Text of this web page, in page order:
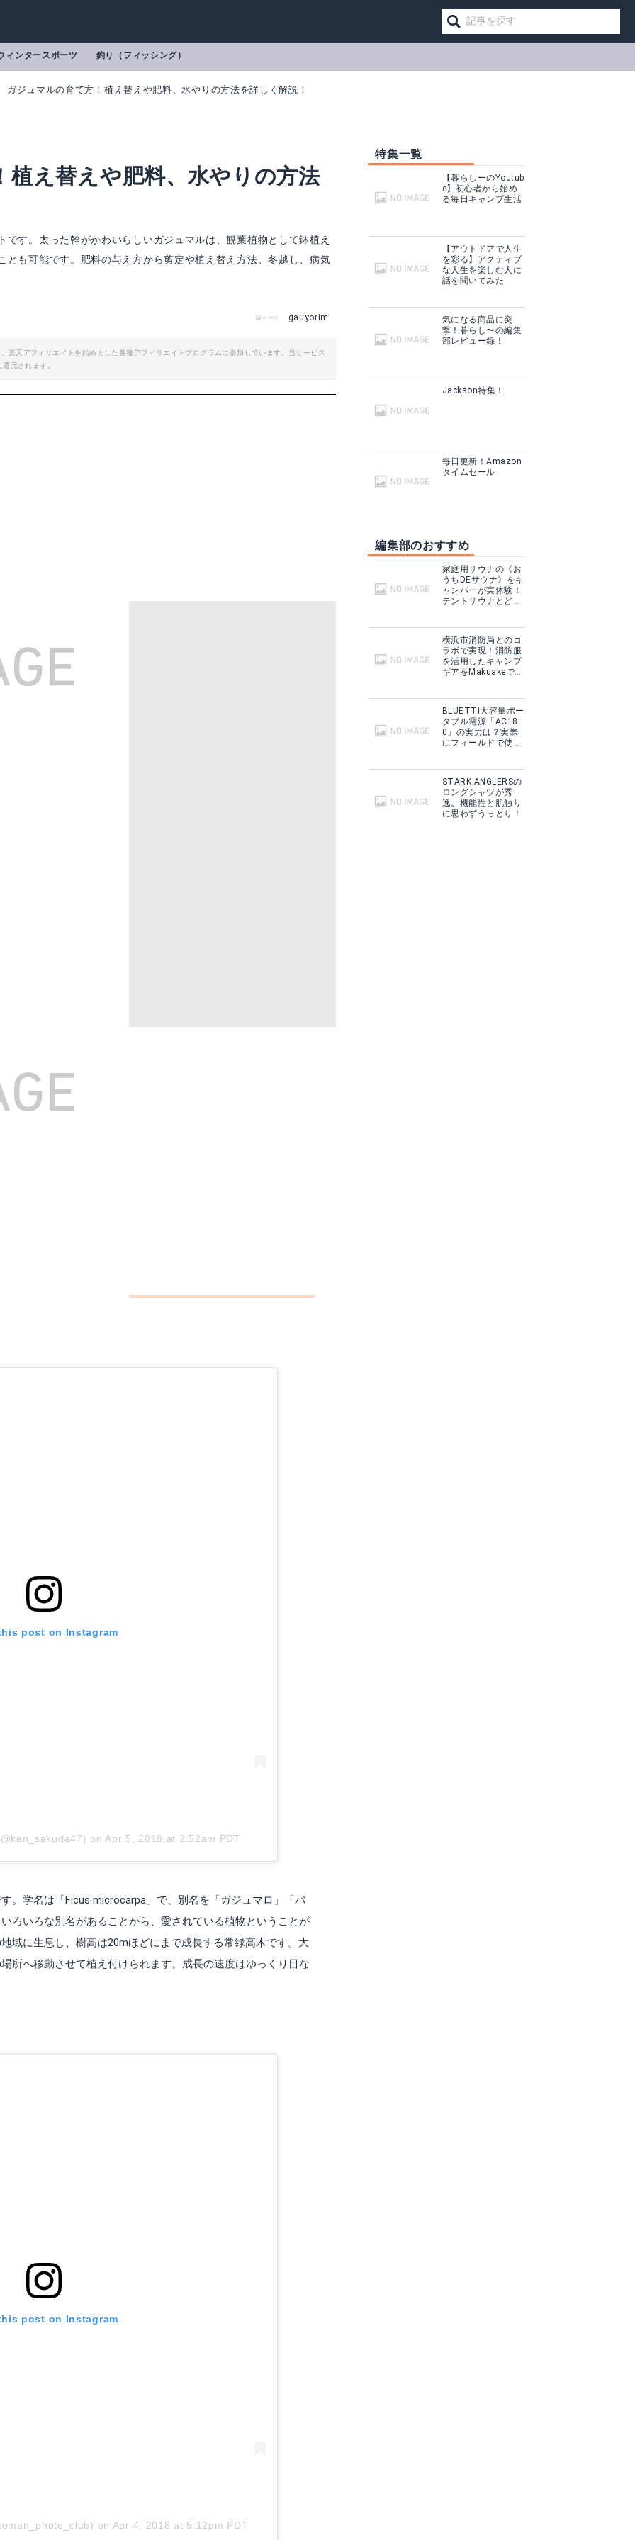
ィンタースポーツ 釣り（フィッシング）
ガジュマルの育て方！植え替えや肥料、水やりの方法を詳しく解説！
植え替えや肥料、水やりの方法
す。太った幹がかわいらしいガジュマルは、観葉植物として鉢植え
とも可能です。肥料の与え方から剪定や植え替え方法、冬越し、病気
gauyorim
楽天アフィリエイトを始めとした各種アフィリエイトプログラムに参加しています。当サービス
元されます。
post on Instagram
on Apr 5, 2018 at 2:52am PDT
。学名は「Ficus microcarpa」で、別名を「ガジュマロ」「バ
ろいろな別名があることから、愛されている植物ということが
域に生息し、樹高は20mほどにまで成長する常緑高木です。大
所へ移動させて植え付けられます。成長の速度はゆっくり目な
post on Instagram
on Apr 4, 2018 at 5:12pm PDT
特集一覧
【暮らしーのYoutub
e】初心者から始め
る毎日キャンプ生活
【アウトドアで人生
を彩る】アクティブ
な人生を楽しむ人に
話を聞いてみた
気になる商品に突
撃！暮らし〜の編集
部レビュー録！
Jackson特集！
毎日更新！Amazon
タイムセール
編集部のおすすめ
家庭用サウナの《お
うちDEサウナ》をキ
ャンパーが実体験！
テントサウナとどこ
横浜市消防局とのコ
ラボで実現！消防服
を活用したキャンプ
ギアをMakuakeで予
BLUETTI大容量ポー
タブル電源「AC18
0」の実力は？実際
にフィールドで使用
STARK ANGLERSの
ロングシャツが秀
逸。機能性と肌触り
に思わずうっとり！